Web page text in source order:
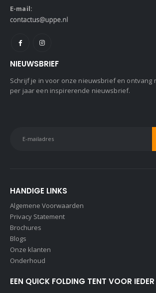
E-mail:
NIEUWSBRIEF
Schrijf je in voor onze nieuwsbrief en ontvang
per jaar een inspirerende nieuwsbrief.
HANDIGE LINKS
Algemene Voorwaarden
Privacy Statement
Brochures
Blogs
Onze klanten
Onderhoud
EEN QUICK FOLDING TENT VOOR IEDER